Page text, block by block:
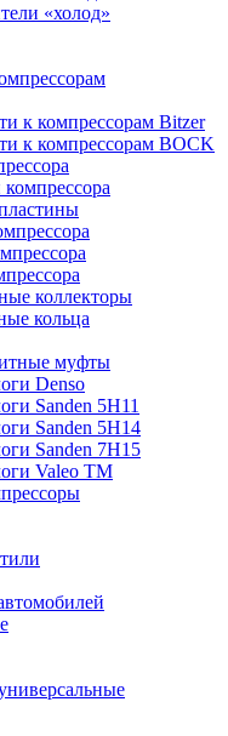
«холод»
к компрессорам Bitzer
к компрессорам BOCK
коллекторы
кольца
муфты
Denso
Sanden 5H11
Sanden 5H14
Sanden 7H15
Valeo ТМ